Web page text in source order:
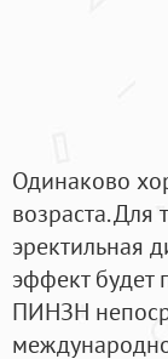
Одинаково
возраста. Для
эректильная
эффект будет
ПИНЗН